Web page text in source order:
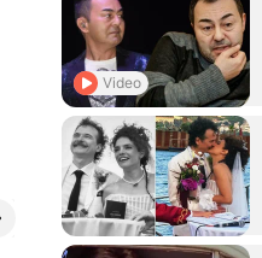
Video